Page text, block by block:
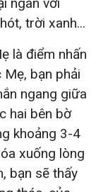
trời xanh...
là điểm nhấn
bạn phải
ngang giữa
hai bên bờ
khoảng 3-4
xuống lòng
bạn sẽ thấy